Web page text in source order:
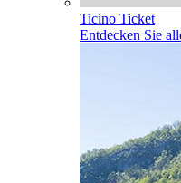
Ticino Ticket
Entdecken Sie